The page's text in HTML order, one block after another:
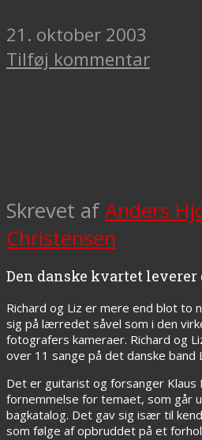
21. oktober 2003
Tilføj kommentar
Skrevet afAnders
Christensen
Den danske kvartet leverer
Richard og Liz er mere end blot to
sig på lærredet såvel som i den
fotografers kameraer. Richard og
over 11 sange på det danske
Det er guitarist og forsanger
fornemmelse for temaet, som går
bagkatalog. Det gav sig især til
som følge af opbruddet på et